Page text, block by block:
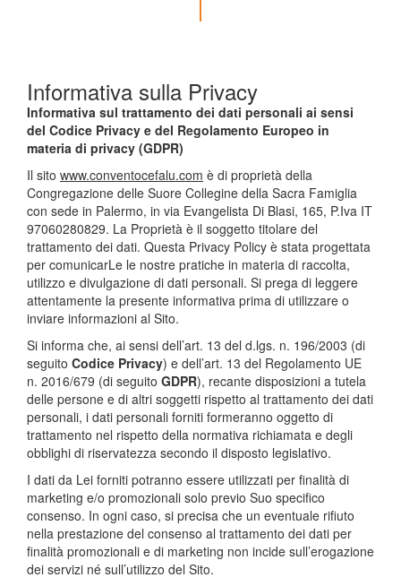
Informativa sulla Privacy
Informativa sul trattamento dei dati personali ai sensi
del Codice Privacy e del Regolamento Europeo in
materia di privacy (GDPR)
Il sito www.conventocefalu.com è di proprietà della
Congregazione delle Suore Collegine della Sacra Famiglia
con sede in Palermo, in via Evangelista Di Blasi, 165, P.Iva IT
97060280829. La Proprietà è il soggetto titolare del
trattamento dei dati. Questa Privacy Policy è stata progettata
per comunicarLe le nostre pratiche in materia di raccolta,
utilizzo e divulgazione di dati personali. Si prega di leggere
attentamente la presente informativa prima di utilizzare o
inviare informazioni al Sito.
Si informa che, ai sensi dell’art. 13 del d.lgs. n. 196/2003 (di
seguito Codice Privacy) e dell’art. 13 del Regolamento UE
n. 2016/679 (di seguito GDPR), recante disposizioni a tutela
delle persone e di altri soggetti rispetto al trattamento dei dati
personali, i dati personali forniti formeranno oggetto di
trattamento nel rispetto della normativa richiamata e degli
obblighi di riservatezza secondo il disposto legislativo.
I dati da Lei forniti potranno essere utilizzati per finalità di
marketing e/o promozionali solo previo Suo specifico
consenso. In ogni caso, si precisa che un eventuale rifiuto
nella prestazione del consenso al trattamento dei dati per
finalità promozionali e di marketing non incide sull’erogazione
dei servizi né sull’utilizzo del Sito.